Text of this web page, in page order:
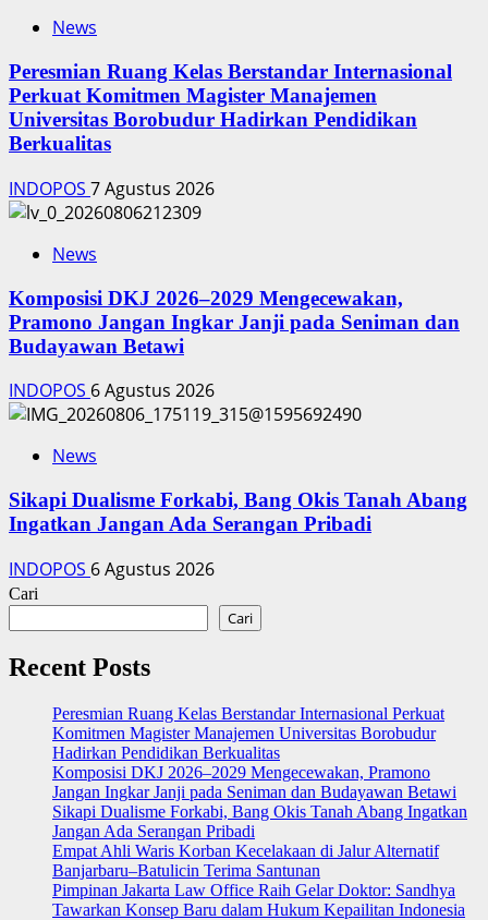
News
Peresmian Ruang Kelas Berstandar Internasional
Perkuat Komitmen Magister Manajemen
Universitas Borobudur Hadirkan Pendidikan
Berkualitas
INDOPOS 7 Agustus 2026
News
Komposisi DKJ 2026–2029 Mengecewakan,
Pramono Jangan Ingkar Janji pada Seniman dan
Budayawan Betawi
INDOPOS 6 Agustus 2026
News
Sikapi Dualisme Forkabi, Bang Okis Tanah Abang
Ingatkan Jangan Ada Serangan Pribadi
INDOPOS 6 Agustus 2026
Cari
Cari
Recent Posts
Peresmian Ruang Kelas Berstandar Internasional Perkuat
Komitmen Magister Manajemen Universitas Borobudur
Hadirkan Pendidikan Berkualitas
Komposisi DKJ 2026–2029 Mengecewakan, Pramono
Jangan Ingkar Janji pada Seniman dan Budayawan Betawi
Sikapi Dualisme Forkabi, Bang Okis Tanah Abang Ingatkan
Jangan Ada Serangan Pribadi
Empat Ahli Waris Korban Kecelakaan di Jalur Alternatif
Banjarbaru–Batulicin Terima Santunan
Pimpinan Jakarta Law Office Raih Gelar Doktor: Sandhya
Tawarkan Konsep Baru dalam Hukum Kepailitan Indonesia